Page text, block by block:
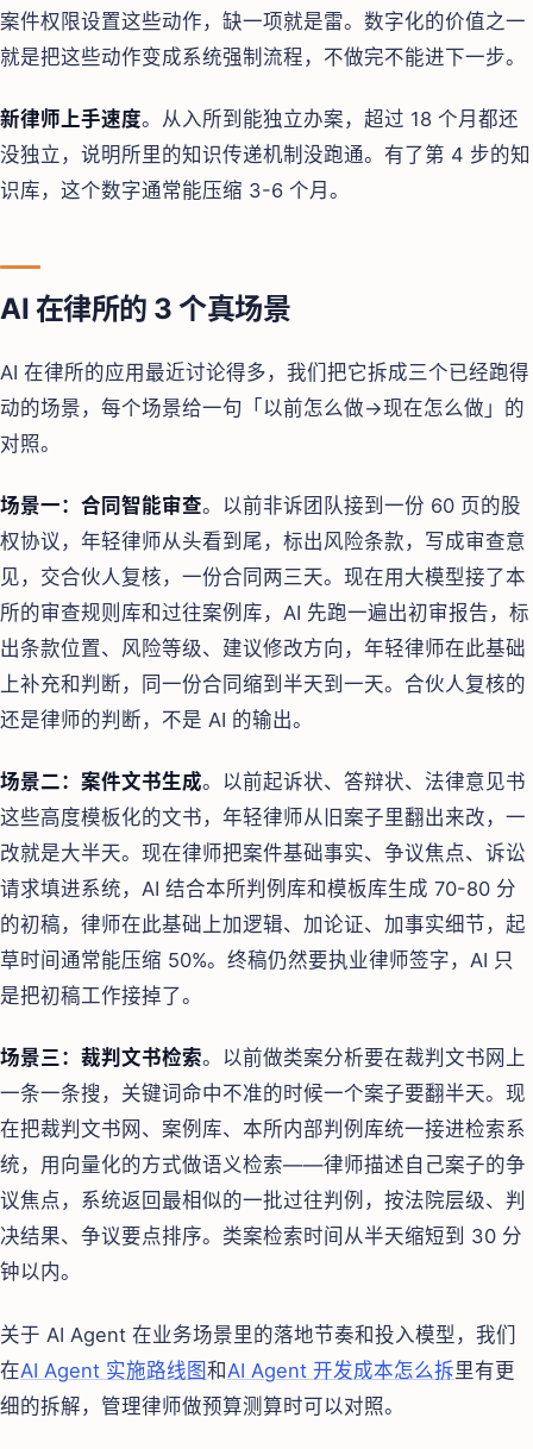
案件权限设置这些动作，缺一项就是雷。数字化的价值之一
就是把这些动作变成系统强制流程，不做完不能进下一步。
新律师上手速度。从入所到能独立办案，超过 18 个月都还
没独立，说明所里的知识传递机制没跑通。有了第 4 步的知
识库，这个数字通常能压缩 3-6 个月。
AI 在律所的 3 个真场景
AI 在律所的应用最近讨论得多，我们把它拆成三个已经跑得
动的场景，每个场景给一句「以前怎么做→现在怎么做」的
对照。
场景一：合同智能审查。以前非诉团队接到一份 60 页的股
权协议，年轻律师从头看到尾，标出风险条款，写成审查意
见，交合伙人复核，一份合同两三天。现在用大模型接了本
所的审查规则库和过往案例库，AI 先跑一遍出初审报告，标
出条款位置、风险等级、建议修改方向，年轻律师在此基础
上补充和判断，同一份合同缩到半天到一天。合伙人复核的
还是律师的判断，不是 AI 的输出。
场景二：案件文书生成。以前起诉状、答辩状、法律意见书
这些高度模板化的文书，年轻律师从旧案子里翻出来改，一
改就是大半天。现在律师把案件基础事实、争议焦点、诉讼
请求填进系统，AI 结合本所判例库和模板库生成 70-80 分
的初稿，律师在此基础上加逻辑、加论证、加事实细节，起
草时间通常能压缩 50%。终稿仍然要执业律师签字，AI 只
是把初稿工作接掉了。
场景三：裁判文书检索。以前做类案分析要在裁判文书网上
一条一条搜，关键词命中不准的时候一个案子要翻半天。现
在把裁判文书网、案例库、本所内部判例库统一接进检索系
统，用向量化的方式做语义检索——律师描述自己案子的争
议焦点，系统返回最相似的一批过往判例，按法院层级、判
决结果、争议要点排序。类案检索时间从半天缩短到 30 分
钟以内。
关于 AI Agent 在业务场景里的落地节奏和投入模型，我们
在AI Agent 实施路线图和AI Agent 开发成本怎么拆里有更
细的拆解，管理律师做预算测算时可以对照。